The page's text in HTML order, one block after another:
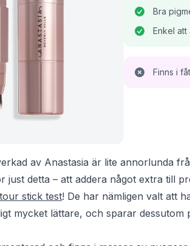
Bra
Enkel att
Finns i
av Anastasia är lite annorlunda
just detta – att addera något extra till
stick test! De har nämligen valt att
mycket lättare, och sparar dessutom